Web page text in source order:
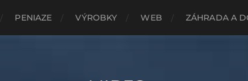
PENIAZE VÝROBKY WEB ZÁHRADA A